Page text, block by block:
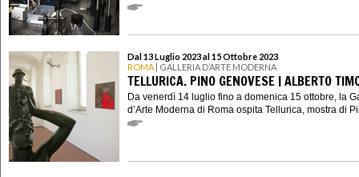
Dal 13 Luglio 2023 al 15 Ottobre 2023
ROMA | GALLERIA D’ARTE MODERNA
TELLURICA. PINO GENOVESE | ALBERTO
Da venerdì 14 luglio fino a domenica 15 ottobre, la
d’Arte Moderna di Roma ospita Tellurica, mostra di